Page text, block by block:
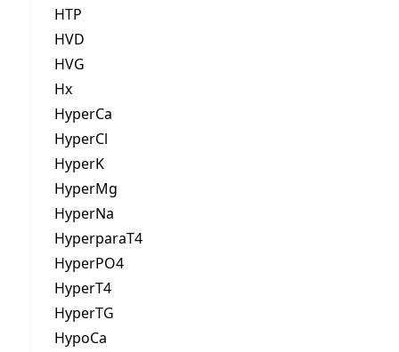
HTP
HVD
HVG
Hx
HyperCa
HyperCl
HyperK
HyperMg
HyperNa
HyperparaT4
HyperPO4
HyperT4
HyperTG
HypoCa